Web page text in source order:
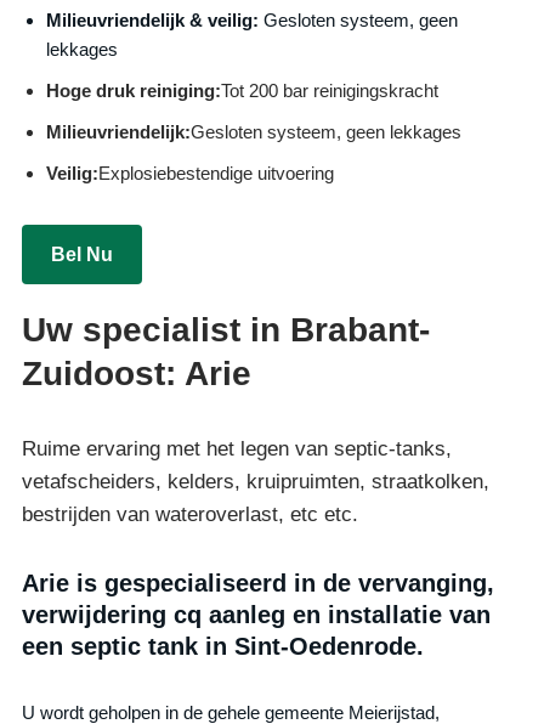
Milieuvriendelijk & veilig: Gesloten systeem, geen
lekkages
Hoge druk reiniging:Tot 200 bar reinigingskracht
Milieuvriendelijk:Gesloten systeem, geen lekkages
Veilig:Explosiebestendige uitvoering
Bel Nu
Uw specialist in Brabant-
Zuidoost: Arie
Ruime ervaring met het legen van septic-tanks,
vetafscheiders, kelders, kruipruimten, straatkolken,
bestrijden van wateroverlast, etc etc.
Arie is gespecialiseerd in de vervanging,
verwijdering cq aanleg en installatie van
een septic tank in Sint-Oedenrode.
U wordt geholpen in de gehele gemeente Meierijstad,